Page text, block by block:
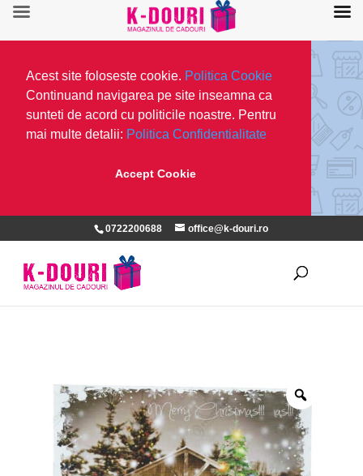
Acest site foloseste cookie. Politica Cookie
Continuand navigarea pe site inseamna ca
sunteti de acord cu politicile noastre. Pentru
mai multe detalii: Politica Confidentialitate
Accept Cookie
0722200688 office@k-douri.ro